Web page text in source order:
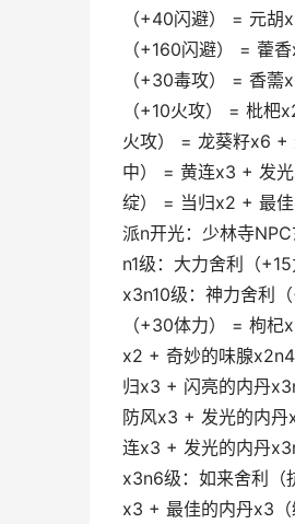
（+40闪避） = 元
（+160闪避） = 藿
（+30毒攻） = 香
（+10火攻） = 枇
火攻） = 龙葵籽x6
中） = 黄连x3 + 发
绽） = 当归x2 + 最
派n开光：少林寺
n1级：大力舍利（
x3n10级：神力舍利
（+30体力） = 枸
x2 + 奇妙的味腺
归x3 + 闪亮的内丹
防风x3 + 发光的内
连x3 + 发光的内丹
x3n6级：如来舍利（
x3 + 最佳的内丹x3